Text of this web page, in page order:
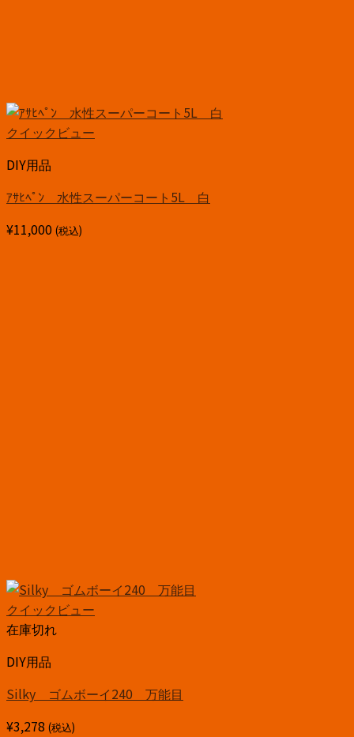
クイックビュー
DIY用品
ｱｻﾋﾍﾟﾝ 水性スーパーコート5L 白
¥11,000 (税込)
クイックビュー
在庫切れ
DIY用品
Silky ゴムボーイ240 万能目
¥3,278 (税込)